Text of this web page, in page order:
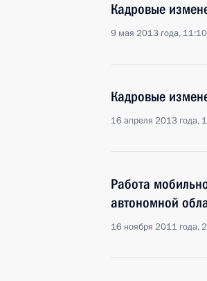
Кадровые
9 мая 2013 года, 11:10
Кадровые
16 апреля 2013 года,
Работа
автономной
16 ноября 2011 года,